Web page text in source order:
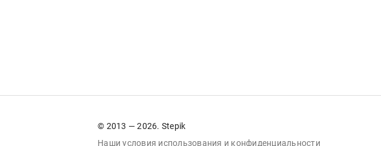
© 2013 — 2026. Stepik
Наши условия использования и конфиденциальности